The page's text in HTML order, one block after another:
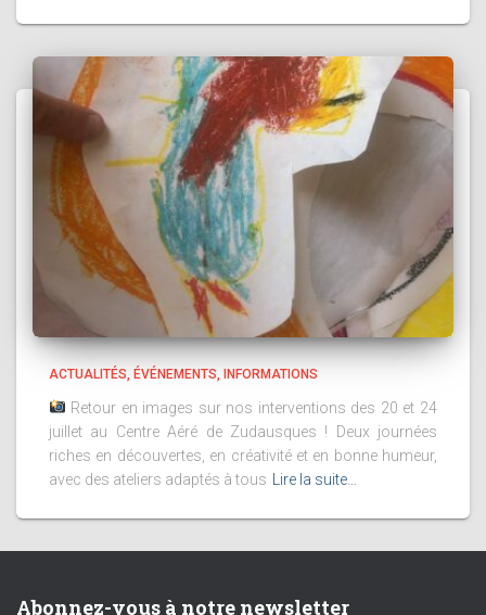
ACTUALITÉS ÉVÉNEMENTS INFORMATIONS
Retour en images sur nos interventions des 20 et 24
juillet au Centre Aéré de Zudausques ! Deux journées
riches en découvertes, en créativité et en bonne humeur,
avec des ateliers adaptés à tous
Lire la suite…
Abonnez-vous à notre newsletter